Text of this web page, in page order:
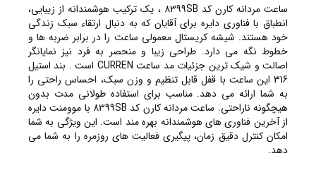
ساعت مردانه کارن کد 8399SB ، یک ترکیب هوشمندانه از زیبایی،
انطباق با فناوری دایره برای آقایان که به دنبال ارتقاء سبک زندگی
خود هستند. شیشه کریستال معمولی ساعت را در برابر ضربه ها و
خطوط نگه می دارد. طراحی زیبا و منحصر به فرد نیز نمایانگر
اصالت و شیک ترین جزئیات مد ساعت CURREN است . بند استیل
316 این ساعت با قفل قابل تنظیم و وزن سبک، احساس راحتی را
به شما ارائه می دهد. مناسب برای استفاده طولانی مدت بدون
هیچگونه ناراحتی. ساعت مردانه کارن کد 8399SB با موومنت دایره
از آخرین فناوری های هوشمندانه بهره مند است. این ویژگی به شما
امکان کنترل دقیق زمان، پیگیری فعالیت های روزمره را به شما می
دهد.